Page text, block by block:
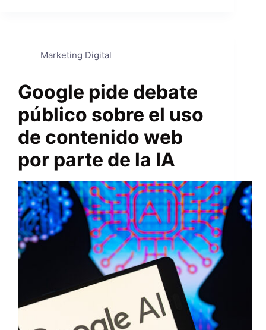
Marketing Digital
Google pide debate
público sobre el uso
de contenido web
por parte de la IA